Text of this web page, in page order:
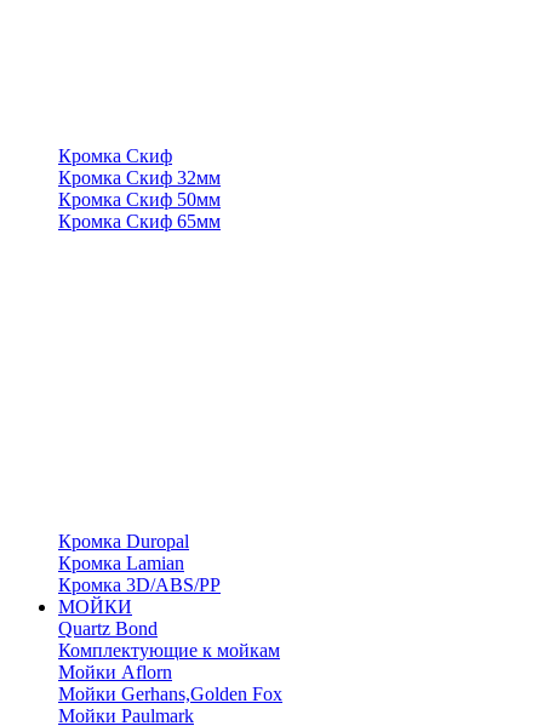
Кромка Скиф
Кромка Скиф 32мм
Кромка Скиф 50мм
Кромка Скиф 65мм
Кромка Duropal
Кромка Lamian
Кромка 3D/ABS/PP
МОЙКИ
Quartz Bond
Комплектующие к мойкам
Мойки Aflorn
Мойки Gerhans,Golden Fox
Мойки Paulmark